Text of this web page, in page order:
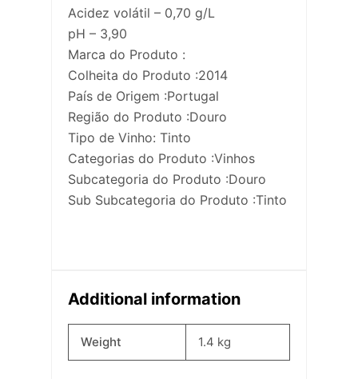
Acidez volátil – 0,70 g/L
pH – 3,90
Marca do Produto :
Colheita do Produto :2014
País de Origem :Portugal
Região do Produto :Douro
Tipo de Vinho: Tinto
Categorias do Produto :Vinhos
Subcategoria do Produto :Douro
Sub Subcategoria do Produto :Tinto
Additional information
Weight 1.4 kg